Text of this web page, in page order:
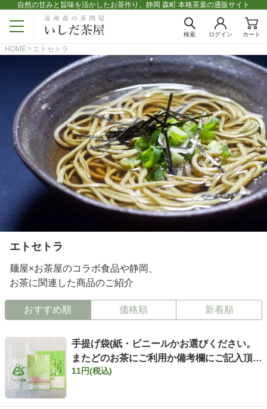
自然の甘みと旨味を活かしたお茶作り、静岡 森町 本格茶葉の通販サイト
検索 ログイン カート
HOME エトセトラ
エトセトラ
麺屋×お茶屋のコラボ食品や静岡、
お茶に関連した商品のご紹介
おすすめ順 価格順 新着順
手提げ袋(紙・ビニールかお選びください。
またどのお茶にご利用か備考欄にご記入頂け
ればこちらでそれに合ったサイズの袋をお付
11円(税込)